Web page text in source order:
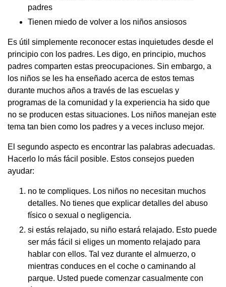
padres
Tienen miedo de volver a los niños ansiosos
Es útil simplemente reconocer estas inquietudes desde el
principio con los padres. Les digo, en principio, muchos
padres comparten estas preocupaciones. Sin embargo, a
los niños se les ha enseñado acerca de estos temas
durante muchos años a través de las escuelas y
programas de la comunidad y la experiencia ha sido que
no se producen estas situaciones. Los niños manejan este
tema tan bien como los padres y a veces incluso mejor.
El segundo aspecto es encontrar las palabras adecuadas.
Hacerlo lo más fácil posible. Estos consejos pueden
ayudar:
no te compliques. Los niños no necesitan muchos
detalles. No tienes que explicar detalles del abuso
físico o sexual o negligencia.
si estás relajado, su niño estará relajado. Esto puede
ser más fácil si eliges un momento relajado para
hablar con ellos. Tal vez durante el almuerzo, o
mientras conduces en el coche o caminando al
parque. Usted puede comenzar casualmente con